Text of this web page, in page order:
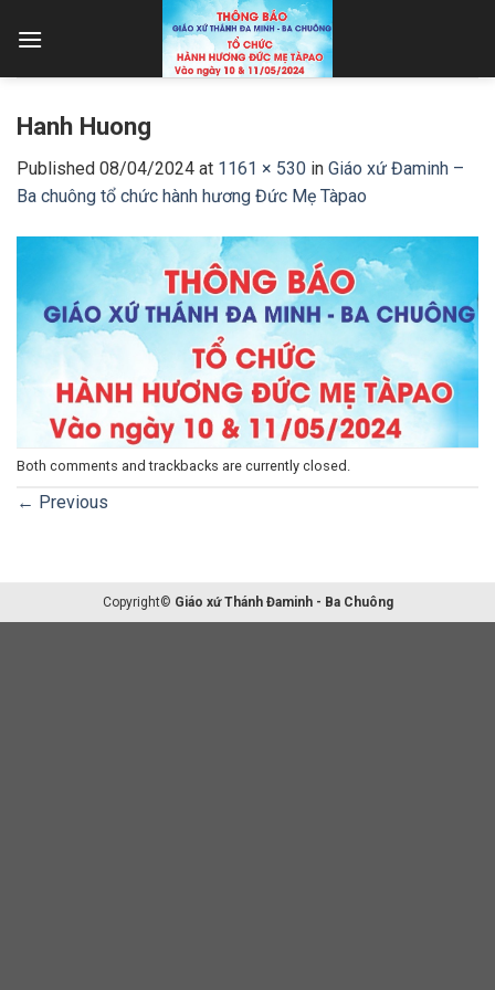
Hanh Huong
Published 08/04/2024 at 1161 × 530 in Giáo xứ Đaminh –
Ba chuông tổ chức hành hương Đức Mẹ Tàpao
Both comments and trackbacks are currently closed.
← Previous
Copyright© Giáo xứ Thánh Đaminh - Ba Chuông